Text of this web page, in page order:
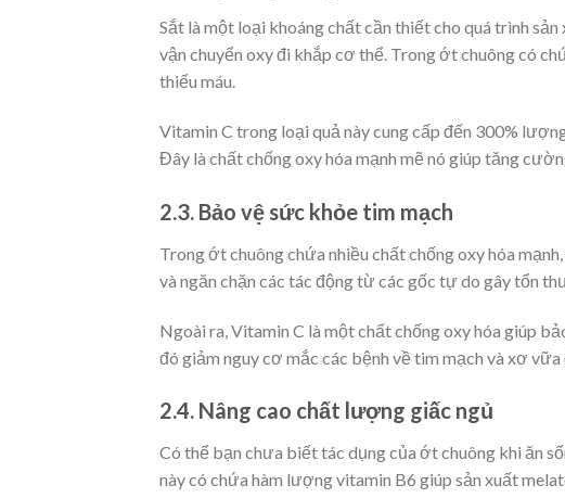
Sắt là một loại khoáng chất cần thiết cho quá trình
vận chuyển oxy đi khắp cơ thể. Trong ớt chuông có
thiếu máu.
Vitamin C trong loại quả này cung cấp đến 300%
Đây là chất chống oxy hóa mạnh mẽ nó giúp tăng
2.3. Bảo vệ sức khỏe tim mạch
Trong ớt chuông chứa nhiều chất chống oxy hóa
và ngăn chặn các tác động từ các gốc tự do gây tổn
Ngoài ra, Vitamin C là một chất chống oxy hóa giúp
đó giảm nguy cơ mắc các bệnh về tim mạch và xơ vữa
2.4. Nâng cao chất lượng giấc ngủ
Có thể bạn chưa biết tác dụng của ớt chuông khi ăn
này có chứa hàm lượng vitamin B6 giúp sản xuất